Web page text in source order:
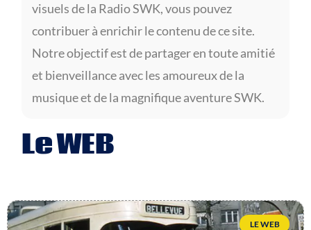
visuels de la Radio SWK, vous pouvez
contribuer à enrichir le contenu de ce site.
Notre objectif est de partager en toute amitié
et bienveillance avec les amoureux de la
musique et de la magnifique aventure SWK.
Le WEB
LE WEB